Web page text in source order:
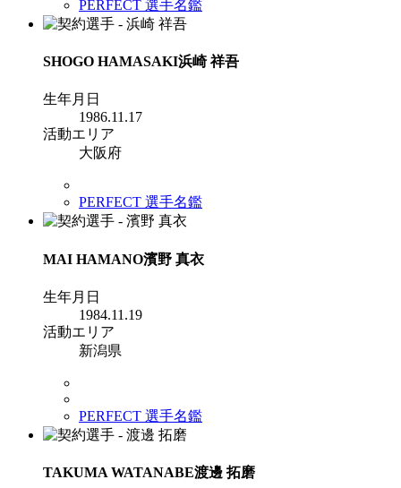
PERFECT 選手名鑑
SHOGO HAMASAKI浜崎 祥吾
生年月日
1986.11.17
活動エリア
大阪府
PERFECT 選手名鑑
MAI HAMANO濱野 真衣
生年月日
1984.11.19
活動エリア
新潟県
PERFECT 選手名鑑
TAKUMA WATANABE渡邊 拓磨